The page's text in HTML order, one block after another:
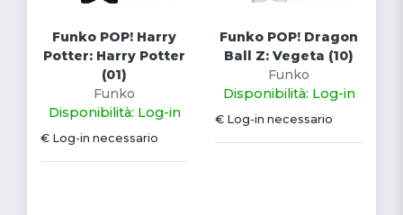
Funko POP! Harry
Potter: Harry Potter
(01)
Funko
Disponibilità: Log-in
€ Log-in necessario
Funko POP! Dragon
Ball Z: Vegeta (10)
Funko
Disponibilità: Log-in
€ Log-in necessario